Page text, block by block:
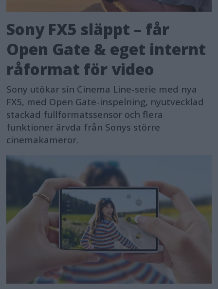
Sony FX5 släppt – får
Open Gate & eget internt
råformat för video
Sony utökar sin Cinema Line-serie med nya
FX5, med Open Gate-inspelning, nyutvecklad
stackad fullformatssensor och flera
funktioner ärvda från Sonys större
cinemakameror.